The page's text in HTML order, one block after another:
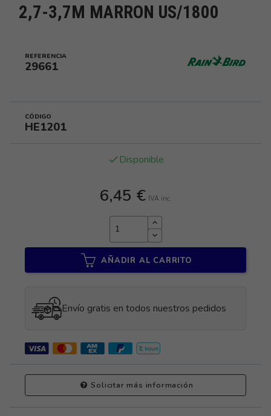
2,7-3,7M MARRON US/1800
REFERENCIA
29661
CÓDIGO
HE1201
done Disponible
6,45 € IVA inc.
AÑADIR AL CARRITO
Envío gratis en todos nuestros pedidos
Solicitar más información